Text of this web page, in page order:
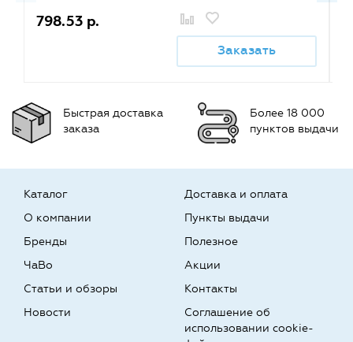
798.53 р.
Заказать
Быстрая доставка
заказа
Более 18 000
пунктов выдачи
Каталог
О компании
Бренды
Доставка и оплата
Пункты выдачи
Полезное
ЧаВо
Статьи и обзоры
Новости
Акции
Контакты
Соглашение об
использовании cookie-